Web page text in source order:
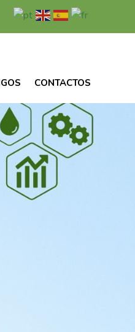
CONTACTOS